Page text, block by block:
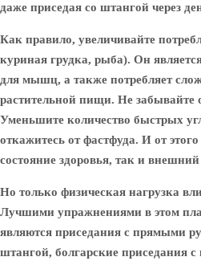
даже приседая со штангой через
Как правило, увеличивайте
куриная грудка, рыба). Он
для мышц, а также потребляет
растительной пищи. Не забывайте
Уменьшите количество быстрых
откажитесь от фастфуда. И от
состояние здоровья, так и
Но только физическая нагрузка
Лучшими упражнениями в этом
являются приседания с прямыми
штангой, болгарские приседания